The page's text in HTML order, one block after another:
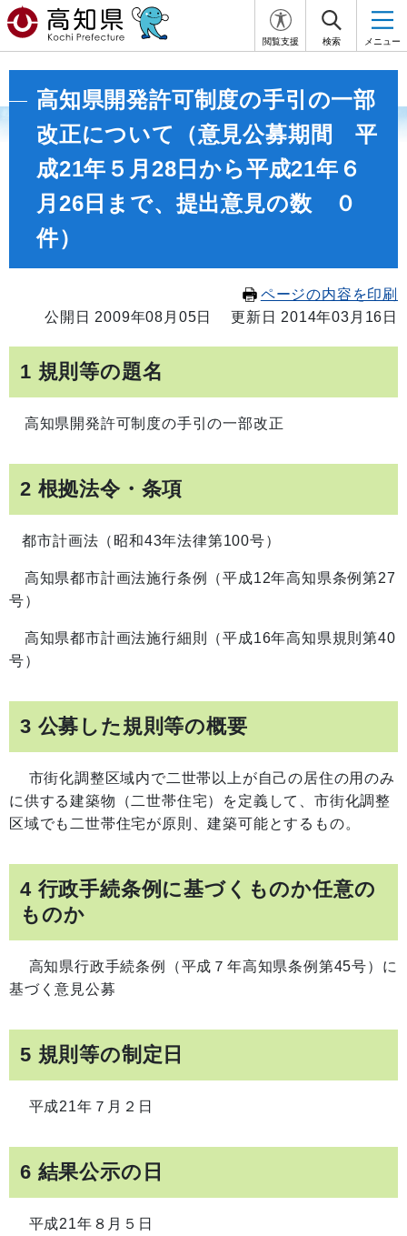
閲覧支援 検索 メニュー
高知県開発許可制度の手引の一部
改正について（意見公募期間 平
成21年５月28日から平成21年６
月26日まで、提出意見の数 ０
件）
ページの内容を印刷
公開日 2009年08月05日
更新日 2014年03月16日
1 規則等の題名
高知県開発許可制度の手引の一部改正
2 根拠法令・条項
都市計画法（昭和43年法律第100号）
高知県都市計画法施行条例（平成12年高知県条例第27
号）
高知県都市計画法施行細則（平成16年高知県規則第40
号）
3 公募した規則等の概要
市街化調整区域内で二世帯以上が自己の居住の用のみ
に供する建築物（二世帯住宅）を定義して、市街化調整
区域でも二世帯住宅が原則、建築可能とするもの。
4 行政手続条例に基づくものか任意の
ものか
高知県行政手続条例（平成７年高知県条例第45号）に
基づく意見公募
5 規則等の制定日
平成21年７月２日
6 結果公示の日
平成21年８月５日